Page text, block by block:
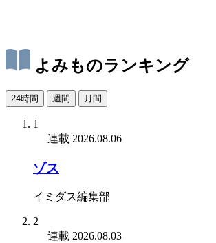
よみものランキング
24時間 週間 月間
1
連載 2026.08.06
ゾス
イミダス編集部
2
連載 2026.08.03